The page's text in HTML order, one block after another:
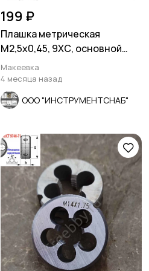
199 ₽
Плашка метрическая
М2,5х0,45, 9ХС, основной
шаг, 15/3 мм, СССР.
Макеевка
4 месяца назад
ООО "ИНСТРУМЕНТСНАБ"